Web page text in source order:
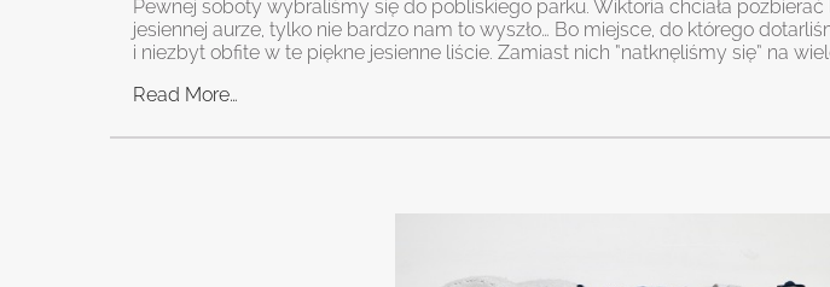
Pewnej soboty wybraliśmy się do pobliskiego parku. Wiktoria chciała
jesiennej aurze, tylko nie bardzo nam to wyszło… Bo miejsce, do którego
i niezbyt obfite w te piękne jesienne liście. Zamiast nich “natknęliśmy się” na
Read More…